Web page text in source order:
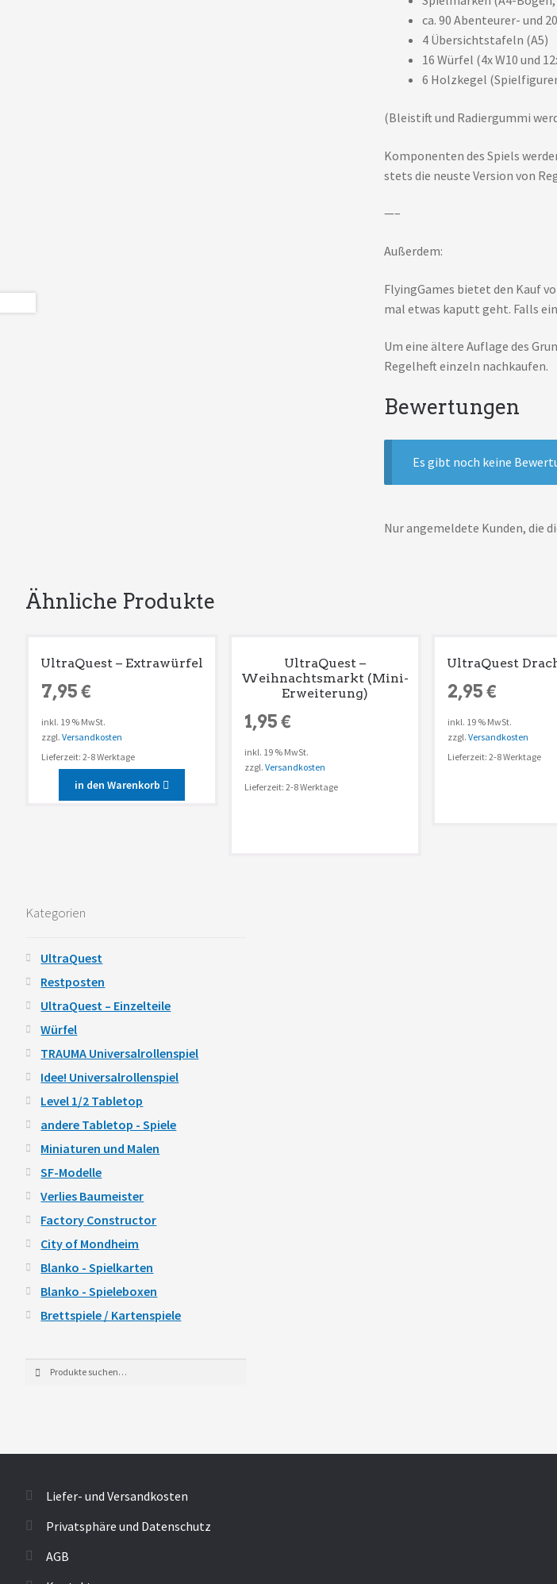
ca. 90 Abenteurer- und
4 Übersichtstafeln (A5)
16 Würfel (4x W10 und
6 Holzkegel
(Bleistift und Radiergummi
Komponenten des Spiels
stets die neuste Version von
—–
Außerdem:
FlyingGames bietet den Kauf
mal etwas kaputt geht. Falls
Um eine ältere Auflage des
Regelheft einzeln nachkaufen.
Bewertungen
Es gibt noch keine
Nur angemeldete Kunden, die
Ähnliche Produkte
UltraQuest – Extrawürfel
7,95€
inkl. 19 % MwSt.
zzgl. Versandkosten
Lieferzeit: 2-8 Werktage
in den Warenkorb
UltraQuest –
Weihnachtsmarkt (Mini-
Erweiterung)
1,95€
inkl. 19 % MwSt.
zzgl. Versandkosten
Lieferzeit: 2-8 Werktage
UltraQuest
2,95€
inkl. 19 % MwSt.
zzgl. Versandkosten
Lieferzeit: 2-8 Werktage
Kategorien
UltraQuest
Restposten
UltraQuest – Einzelteile
Würfel
TRAUMA Universalrollenspiel
Idee! Universalrollenspiel
Level 1/2 Tabletop
andere Tabletop - Spiele
Miniaturen und Malen
SF-Modelle
Verlies Baumeister
Factory Constructor
City of Mondheim
Blanko - Spielkarten
Blanko - Spieleboxen
Brettspiele / Kartenspiele
nach:
Liefer- und Versandkosten
Privatsphäre und Datenschutz
AGB